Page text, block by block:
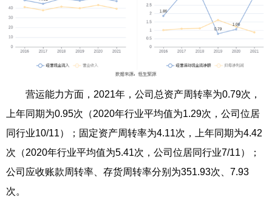
营运能力方面，2021年，公司总资产周转率为0.79次，
上年同期为0.95次（2020年行业平均值为1.29次，公司位居
同行业10/11）；固定资产周转率为4.11次，上年同期为4.42
次（2020年行业平均值为5.41次，公司位居同行业7/11）；
公司应收账款周转率、存货周转率分别为351.93次、7.93
次。